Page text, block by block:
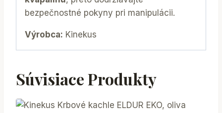
bezpečnostné pokyny pri manipulácii.
Výrobca: Kinekus
Súvisiace Produkty